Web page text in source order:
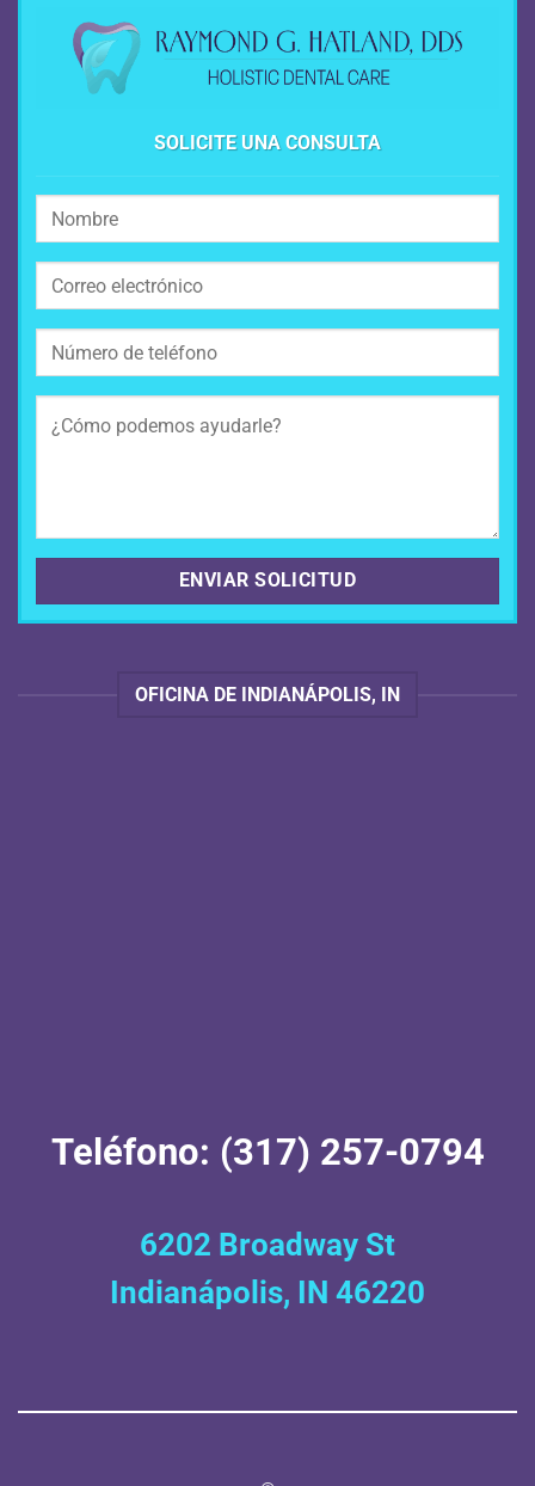
SOLICITE UNA CONSULTA
OFICINA DE INDIANÁPOLIS, IN
Teléfono: (317) 257-0794
6202 Broadway St
Indianápolis, IN 46220